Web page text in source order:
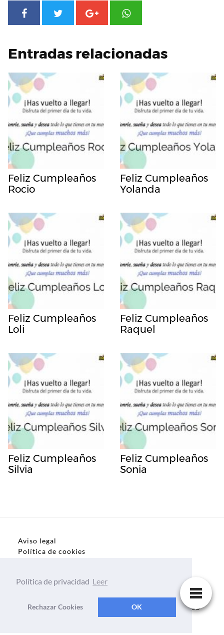
Entradas relacionadas
Feliz Cumpleaños
Rocio
Feliz Cumpleaños
Yolanda
Feliz Cumpleaños
Loli
Feliz Cumpleaños
Raquel
Feliz Cumpleaños
Silvia
Feliz Cumpleaños
Sonia
Aviso legal
Política de cookies
Dedicatorias, frases, textos para todo el mundo
Política de privacidad Leer
Rechazar Cookies OK